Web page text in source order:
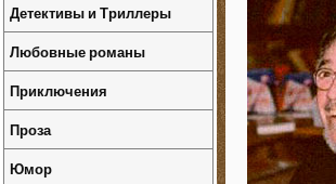
Детективы и Триллеры
Любовные романы
Приключения
Проза
Юмор